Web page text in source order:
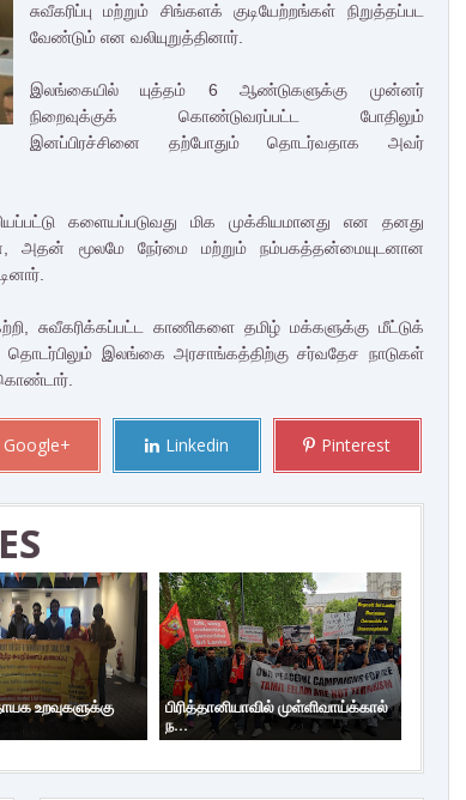
சுவீகரிப்பு மற்றும் சிங்களக் குடியேற்றங்கள் நிறுத்தப்பட
வேண்டும் என வலியுறுத்தினார்.
இலங்கையில் யுத்தம் 6 ஆண்டுகளுக்கு முன்னர்
நிறைவுக்குக் கொண்டுவரப்பட்ட போதிலும்
இனப்பிரச்சினை தற்போதும் தொடர்வதாக அவர்
களையப்படுவது மிக முக்கியமானது என தனது
அதன் மூலமே நேர்மை மற்றும் நம்பகத்தன்மையுடனான
சுவீகரிக்கப்பட்ட காணிகளை தமிழ் மக்களுக்கு மீட்டுக்
தொடர்பிலும் இலங்கை அரசாங்கத்திற்கு சர்வதேச நாடுகள்
Google+ Linkedin Pinterest
உறவுகளுக்கு
பிரித்தானியாவில் முள்ளிவாய்க்கால்
ந...